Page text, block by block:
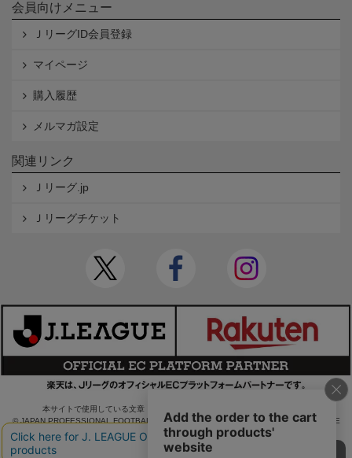
会員向けメニュー
ＪリーグID会員登録
マイページ
購入履歴
メルマガ設定
関連リンク
Ｊリーグ.jp
Ｊリーグチケット
本サイトで使用している文章・画像等の無断での複製・転載を禁止します。
© JAPAN PROFESSIONAL FOOTBALL LEAGUE Rakuten Group, Inc. ALL RIGHTS RE
SERVED.